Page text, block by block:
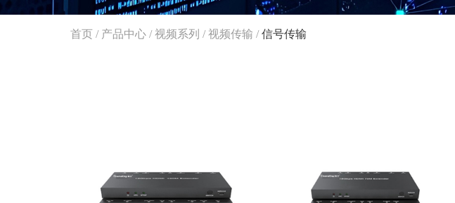
首页 / 产品中心 /视频系列 /视频传输 /信号传输